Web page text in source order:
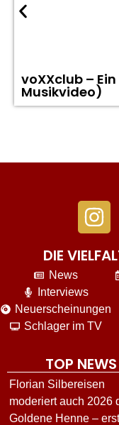
voXXclub –
Musikvideo)
DIE
News
Interviews
Neuerscheinungen
Schlager im TV
TOP NEWS
Florian Silbereisen
moderiert auch 2026
Goldene Henne –